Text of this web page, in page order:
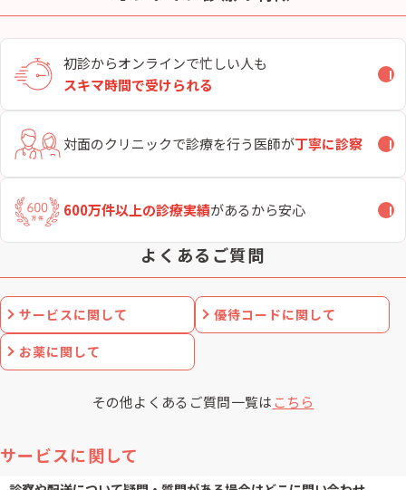
初診からオンラインで忙しい人も
スキマ時間で受けられる
対面のクリニックで診療を行う医師が丁寧に診察
600万件以上の診療実績があるから安心
よくあるご質問
サービスに関して 優待コードに関して
お薬に関して
その他よくあるご質問一覧は こちら
サービスに関して